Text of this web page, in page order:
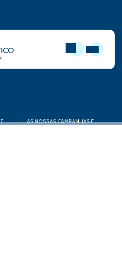
PESQUISAR
ABRIR
AS NOSSAS CAMPANHAS E